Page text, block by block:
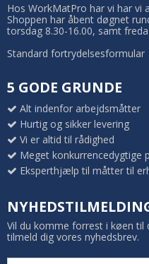
Hos WorkMatPro har vi har vi
Shoppen har åbent døgnet
torsdag 8.30-16.00, samt
Standard fortrydelsesformular
5 GODE GRUNDE
Alt indenfor arbejdsmåtter
Hurtig og sikker levering
Vi er altid til rådighed
Meget konkurrencedygtige
Eksperthjælp til måtter til
Vil du komme forrest i køen til
tilmeld dig vores nyhedsbrev.